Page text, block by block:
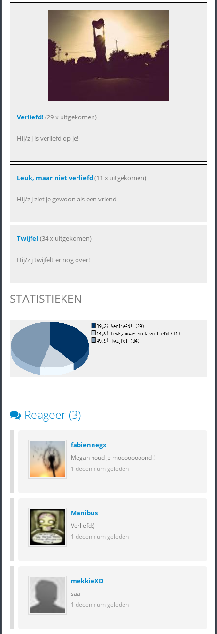
Verliefd! (29 x uitgekomen)
Hij/zij is verliefd op je!
Leuk, maar niet verliefd(11 x uitgekomen)
Hij/zij ziet je gewoon als een vriend
Twijfel (34 x uitgekomen)
Hij/zij twijfelt er nog over!
STATISTIEKEN
Reageer (3)
fabiennegx
Megan houd je moooooooond !
1 decennium geleden
Manibus
Verliefd:)
1 decennium geleden
mekkieXD
saai
1 decennium geleden